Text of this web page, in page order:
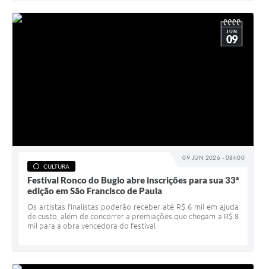
09 JUN 2026 - 08h00
JUN
09
CULTURA
Festival Ronco do Bugio abre inscrições para sua 33ª
edição em São Francisco de Paula
Os artistas finalistas poderão receber até R$ 6 mil em ajuda
de custo, além de concorrer a premiações que chegam a R$ 8
mil para a obra vencedora do festival